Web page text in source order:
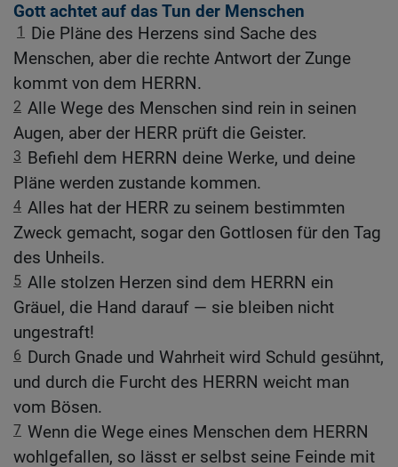
Gott achtet auf das Tun der Menschen
1
Die Pläne des Herzens sind Sache des
Menschen, aber die rechte Antwort der Zunge
kommt von dem HERRN.
2 Alle Wege des Menschen sind rein in seinen
Augen, aber der HERR prüft die Geister.
3 Befiehl dem HERRN deine Werke, und deine
Pläne werden zustande kommen.
4 Alles hat der HERR zu seinem bestimmten
Zweck gemacht, sogar den Gottlosen für den Tag
des Unheils.
5 Alle stolzen Herzen sind dem HERRN ein
Gräuel, die Hand darauf — sie bleiben nicht
ungestraft!
6 Durch Gnade und Wahrheit wird Schuld gesühnt,
und durch die Furcht des HERRN weicht man
vom Bösen.
7 Wenn die Wege eines Menschen dem HERRN
wohlgefallen, so lässt er selbst seine Feinde mit